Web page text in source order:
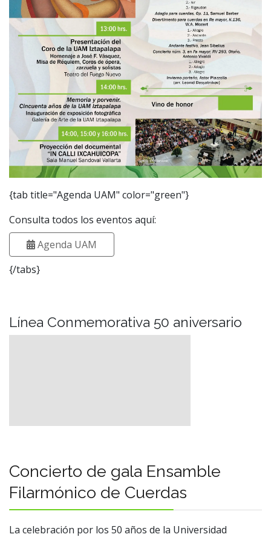
{tab title="Agenda UAM" color="green"}
Consulta todos los eventos aquí:
Agenda UAM
{/tabs}
Línea Conmemorativa 50 aniversario
Concierto de gala Ensamble
Filarmónico de Cuerdas
La celebración por los 50 años de la Universidad